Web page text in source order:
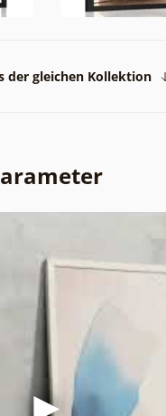
der gleichen Kollektion